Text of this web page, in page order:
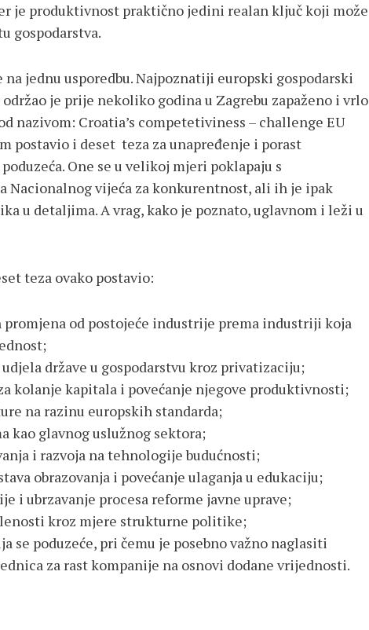
je produktivnost praktično jedini realan ključ koji može
gospodarstva.
na jednu usporedbu. Najpoznatiji europski gospodarski
je prije nekoliko godina u Zagrebu zapaženo i vrlo
nazivom: Croatia’s competetiviness – challenge EU
postavio i deset teza za unapređenje i porast
One se u velikoj mjeri poklapaju s
Nacionalnog vijeća za konkurentnost, ali ih je ipak
u detaljima. A vrag, kako je poznato, uglavnom i leži u
teza ovako postavio:
od postojeće industrije prema industriji koja
države u gospodarstvu kroz privatizaciju;
kolanje kapitala i povećanje njegove produktivnosti;
na razinu europskih standarda;
kao glavnog uslužnog sektora;
i razvoja na tehnologije budućnosti;
obrazovanja i povećanje ulaganja u edukaciju;
i ubrzavanje procesa reforme javne uprave;
kroz mjere strukturne politike;
se poduzeće, pri čemu je posebno važno naglasiti
za rast kompanije na osnovi dodane vrijednosti.